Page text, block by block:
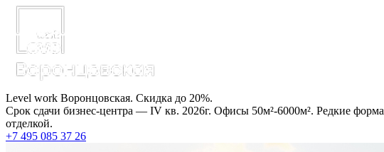
Level work Воронцовская. Скидка до 20%.
Срок сдачи бизнес-центра — IV кв. 2026г. Офисы 50м²-6000м². Редкие
отделкой.
+7 495 085 37 26